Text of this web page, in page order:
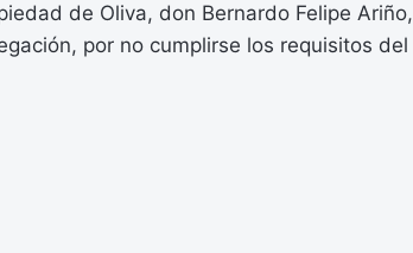
de Oliva, don Bernardo Felipe Ariño,
por no cumplirse los requisitos del